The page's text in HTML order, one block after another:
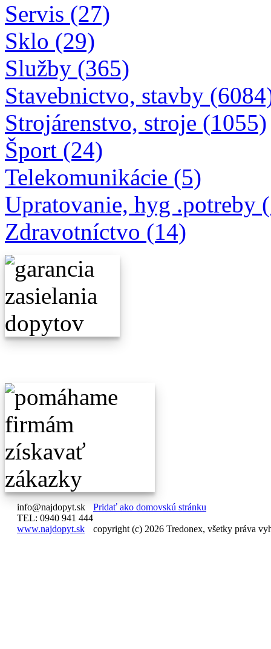
Servis (27)
Sklo (29)
Služby (365)
Stavebnictvo, stavby
Strojárenstvo, stroje (1055)
Šport (24)
Telekomunikácie (5)
Upratovanie, hyg .potreby
Zdravotníctvo (14)
info@najdopyt.sk
TEL: 0940 941 444
www.najdopyt.sk
Pridať ako domovskú stránku
copyright (c) 2026 Tredonex, všetky práva